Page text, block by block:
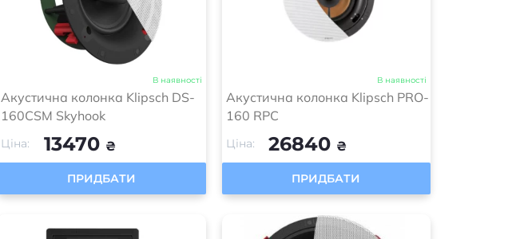
В наявності
Акустична колонка Klipsch DS-
160CSM Skyhook
Ціна: 13470 ₴
ПРИДБАТИ
В наявності
Акустична колонка Klipsch PRO-
160 RPC
Ціна: 26840 ₴
ПРИДБАТИ